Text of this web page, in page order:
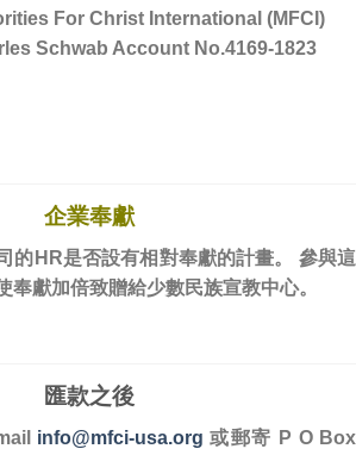
For Christ International (MFCI)
Schwab Account No.4169-1823
企業奉獻
的HR是否設有相對奉獻的計畫。 參與這
奉獻加倍致贈給少數民族宣教中心。
匯款之後
info@mfci-usa.org 或郵寄 P O Box